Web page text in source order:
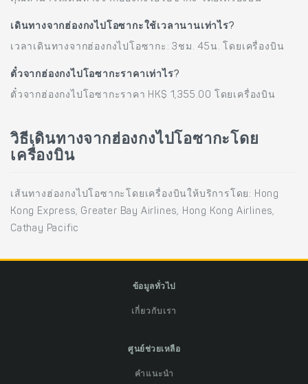
เดินทางจากฮ่องกงไปโอซากะใช้เวลานานเท่าไร?
เวลาเดินทางจากฮ่องกงไปโอซากะ: 3ชม. 45น. โดยเครื่องบิน
ตั๋วจากฮ่องกงไปโอซากะราคาเท่าไร?
ตั๋วจากฮ่องกงไปโอซากะราคา HK$ 1,355.00 โดยเครื่องบิน
วิธีเดินทางจากฮ่องกงไปโอซากะโดย
เครื่องบิน
เส้นทางฮ่องกงไปโอซากะโดยเครื่องบินให้บริการโดย: Hong
Kong Express, Greater Bay Airlines, Hong Kong Airlines,
Cathay Pacific
ข้อมูลทั่วไป
เกี่ยวกับเรา
ศูนย์ช่วยเหลือ
คำแนะนำ